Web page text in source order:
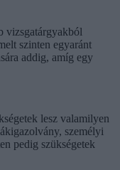
vizsgatárgyakból
szinten egyaránt
addig, amíg egy
lesz valamilyen
személyi
pedig szükségetek